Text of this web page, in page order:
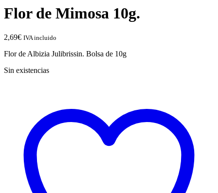
Flor de Mimosa 10g.
2,69€ IVA incluido
Flor de Albizia Julibrissin. Bolsa de 10g
Sin existencias